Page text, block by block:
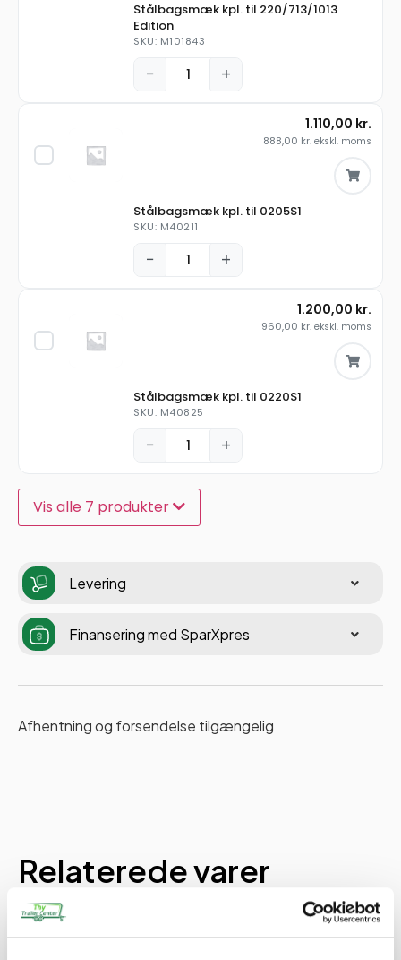
Stålbagsmæk kpl. til 220/713/1013
Edition
SKU: M101843
− +
Stålbagsmæk kpl. til 0205S1
SKU: M40211
− +
1.110,00 kr.
888,00 kr. ekskl. moms
Stålbagsmæk kpl. til 0220S1
SKU: M40825
− +
1.200,00 kr.
960,00 kr. ekskl. moms
Vis alle 7 produkter
Levering
Finansering med SparXpres
Afhentning og forsendelse tilgængelig
Relaterede varer
PÅ LAGER